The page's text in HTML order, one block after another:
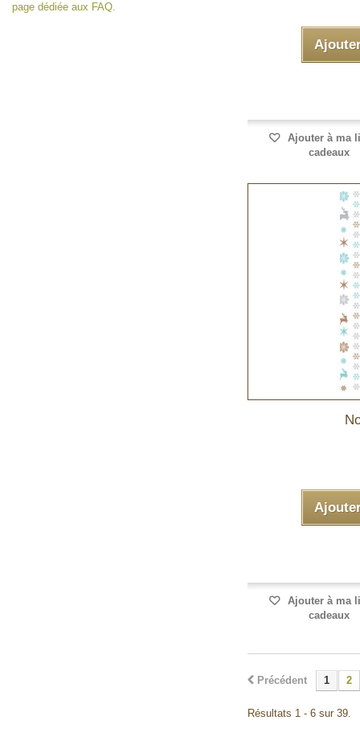
page dédiée aux FAQ.
Ajouter à ma
cadeaux
Ajouter à ma
cadeaux
Précédent 1 2
Résultats 1 - 6 sur 39.